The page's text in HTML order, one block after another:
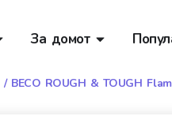
За домот
/ BECO ROUGH & TOUGH